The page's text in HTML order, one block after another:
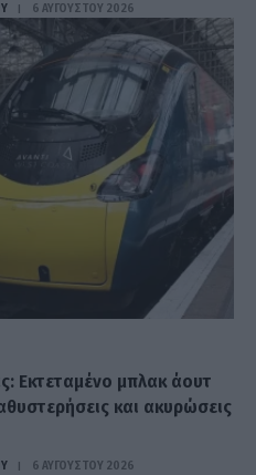
6 ΑΥΓΟΎΣΤΟΥ 2026
Εκτεταμένο μπλακ άουτ
και ακυρώσεις
6 ΑΥΓΟΎΣΤΟΥ 2026